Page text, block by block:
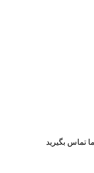
تماس بگیرید